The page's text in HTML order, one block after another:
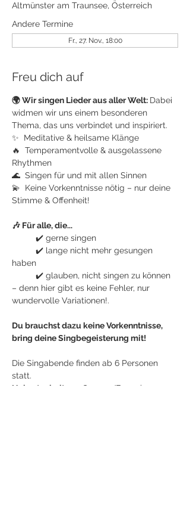
Altmünster am Traunsee, Österreich
Andere Termine
Fr., 27. Nov., 18:00
Freu dich auf
🌍 Wir singen Lieder aus aller Welt: Dabei
widmen wir uns einem besonderen
Thema, das uns verbindet und inspiriert.
✨  Meditative & heilsame Klänge
🔥  Temperamentvolle & ausgelassene
Rhythmen
🌊  Singen für und mit allen Sinnen
💫  Keine Vorkenntnisse nötig – nur deine
Stimme & Offenheit!
🎶 Für alle, die...
	✔️ gerne singen
haben
– denn hier gibt es keine Fehler, nur
wundervolle Variationen!.
Du brauchst dazu keine Vorkenntnisse,
bring deine Singbegeisterung mit!
Die Singabende finden ab 6 Personen
statt.
Unkostenbeitrag:
€ 15,00/Erwachsenen